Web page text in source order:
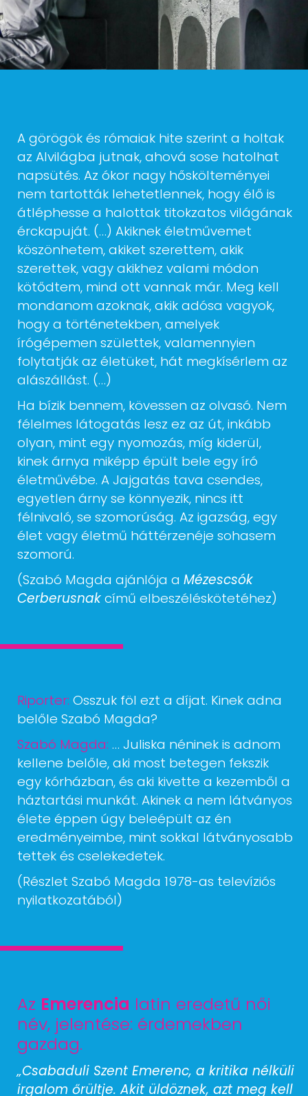
A görögök és rómaiak hite szerint a holtak
az Alvilágba jutnak, ahová sose hatolhat
napsütés. Az ókor nagy hőskölteményei
nem tartották lehetetlennek, hogy élő is
átléphesse a halottak titokzatos világának
érckapuját. (…) Akiknek életművemet
köszönhetem, akiket szerettem, akik
szerettek, vagy akikhez valami módon
kötődtem, mind ott vannak már. Meg kell
mondanom azoknak, akik adósa vagyok,
hogy a történetekben, amelyek
írógépemen születtek, valamennyien
folytatják az életüket, hát megkísérlem az
alászállást. (…)
Ha bízik bennem, kövessen az olvasó. Nem
félelmes látogatás lesz ez az út, inkább
olyan, mint egy nyomozás, míg kiderül,
kinek árnya miképp épült bele egy író
életművébe. A Jajgatás tava csendes,
egyetlen árny se könnyezik, nincs itt
félnivaló, se szomorúság. Az igazság, egy
élet vagy életmű háttérzenéje sohasem
szomorú.
(Szabó Magda ajánlója a Mézescsók
Cerberusnakcímű elbeszéléskötetéhez)
Riporter: Osszuk föl ezt a díjat. Kinek adna
belőle Szabó Magda?
Szabó Magda: … Juliska néninek is adnom
kellene belőle, aki most betegen fekszik
egy kórházban, és aki kivette a kezemből a
háztartási munkát. Akinek a nem látványos
élete éppen úgy beleépült az én
eredményeimbe, mint sokkal látványosabb
tettek és cselekedetek.
(Részlet Szabó Magda 1978-as televíziós
nyilatkozatából)
Az Emerencia latin eredetű női
név, jelentése: érdemekben
gazdag.
„Csabaduli Szent Emerenc, a kritika nélküli
irgalom őrültje. Akit üldöznek, azt meg kell